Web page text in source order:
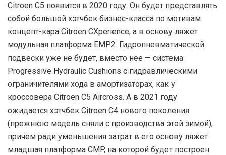
Citroen C5 появится в 2020 году. Он будет представлять
собой большой хэтчбек бизнес-класса по мотивам
концепт-кара Citroen CXperience, а в основу ляжет
модульная платформа EMP2. Гидропневматической
подвески уже не будет, вместо нее — система
Progressive Hydraulic Cushions с гидравлическими
ограничителями хода в амортизаторах, как у
кроссовера Citroen C5 Aircross. А в 2021 году
ожидается хэтчбек Citroen C4 нового поколения
(прежнюю модель сняли с производства этой зимой),
причем ради уменьшения затрат в его основу ляжет
младшая платформа CMP, на которой будет построен